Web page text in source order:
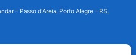
– Passo d'Areia, Porto Alegre – RS,